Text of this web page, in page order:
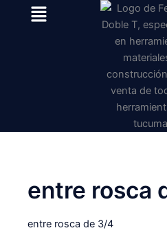
Menu
entre rosca
entre rosca de 3/4